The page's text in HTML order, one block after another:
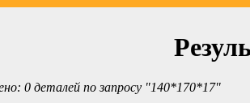
0 деталей по запросу "140*170*17"